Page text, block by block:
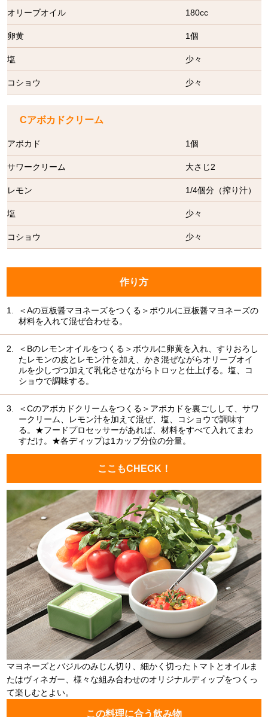
オリーブオイル 180cc
卵黄 1個
塩 少々
コショウ 少々
Cアボカドクリーム
アボカド 1個
サワークリーム 大さじ2
レモン 1/4個分（搾り汁）
塩 少々
コショウ 少々
作り方
1.
＜Aの豆板醤マヨネーズをつくる＞ボウルに豆板醤マヨネーズの
材料を入れて混ぜ合わせる。
2.
＜Bのレモンオイルをつくる＞ボウルに卵黄を入れ、すりおろし
たレモンの皮とレモン汁を加え、かき混ぜながらオリーブオイ
ルを少しづつ加えて乳化させながらトロッと仕上げる。塩、コ
ショウで調味する。
3.
＜Cのアボカドクリームをつくる＞アボカドを裏ごしして、サワ
ークリーム、レモン汁を加えて混ぜ、塩、コショウで調味す
る。★フードプロセッサーがあれば、材料をすべて入れてまわ
すだけ。★各ディップは1カップ分位の分量。
ここもCHECK！
マヨネーズとバジルのみじん切り、細かく切ったトマトとオイルま
たはヴィネガー、様々な組み合わせのオリジナルディップをつくっ
て楽しむとよい。
この料理に合う飲み物